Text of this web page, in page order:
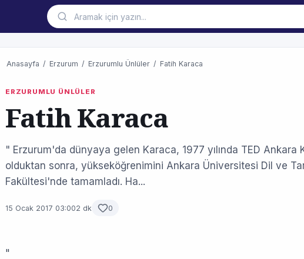
Anasayfa / Erzurum / Erzurumlu Ünlüler / Fatih Karaca
ERZURUMLU ÜNLÜLER
Fatih Karaca
" Erzurum'da dünyaya gelen Karaca, 1977 yılında TED Ankara
olduktan sonra, yükseköğrenimini Ankara Üniversitesi Dil ve
Fakültesi'nde tamamladı. Ha...
15 Ocak 2017 03:002 dk 0
"